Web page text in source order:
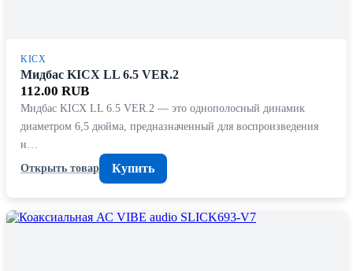
KICX
Мидбас KICX LL 6.5 VER.2
112.00 RUB
Мидбас KICX LL 6.5 VER.2 — это однополосный динамик
диаметром 6,5 дюйма, предназначенный для воспроизведения
н…
Открыть товар
Купить